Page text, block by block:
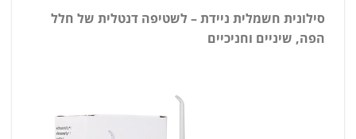
סילונית חשמלית ניידת – לשטיפה דנטלית של חלל
הפה, שיניים וחניכיים